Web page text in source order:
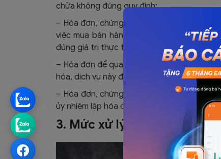
chữa không đúng quy định;
– Hóa đơn, chứng từ khống (hóa đơn,
việc mua bán hàng hóa, dịch vụ không
đúng giá trị thực tế phát sinh hoặc lập hóa
– Hóa đơn để quay vòng khi vận chuyển
hóa, dịch vụ này để chứng minh cho hàng
– Hóa đơn, chứng từ của tổ chức, cá
ủy nhiệm lập hóa đơn) để hợp thức hóa
3. Mức xử lý vi phạm